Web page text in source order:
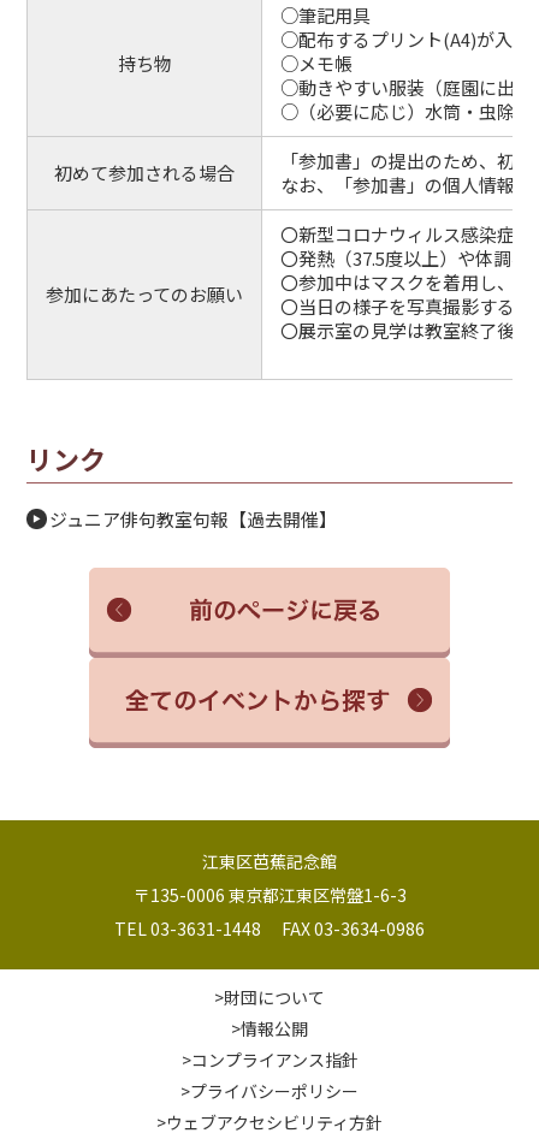
持ち物
○筆記用具
○配布するプリント(A4)が入る
○メモ帳
○動きやすい服装（庭園に出ま
○（必要に応じ）水筒・虫除け
初めて参加される場合
「参加書」の提出のため、初
なお、「参加書」の個人情報
参加にあたってのお願い
〇新型コロナウィルス感染症
〇発熱（37.5度以上）や体調
〇参加中はマスクを着用し、
〇当日の様子を写真撮影する
〇展示室の見学は教室終了後
リンク
ジュニア俳句教室句報【過去開催】
江東区芭蕉記念館
〒135-0006 東京都江東区常盤1-6-3
TEL 03-3631-1448 FAX 03-3634-0986
>財団について
>情報公開
>コンプライアンス指針
>プライバシーポリシー
>ウェブアクセシビリティ方針